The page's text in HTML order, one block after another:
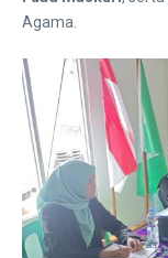
Agama.